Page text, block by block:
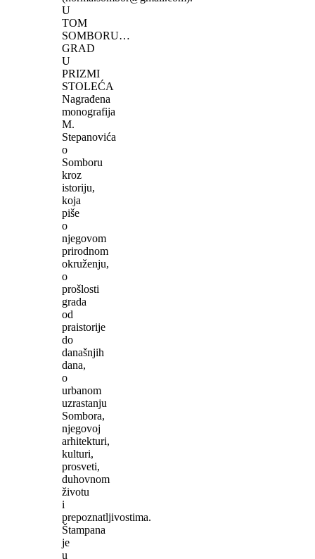
U
TOM
SOMBORU…
GRAD
U
PRIZMI
STOLEĆA
Nagrađena
monografija
M.
Stepanovića
o
Somboru
kroz
istoriju,
koja
piše
o
njegovom
prirodnom
okruženju,
o
prošlosti
grada
od
praistorije
do
današnjih
dana,
o
urbanom
uzrastanju
Sombora,
njegovoj
arhitekturi,
kulturi,
prosveti,
duhovnom
životu
i
prepoznatljivostima.
Štampana
je
u